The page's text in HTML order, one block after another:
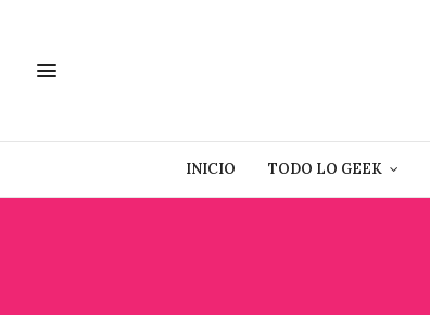
INICIO TODO LO GEEK